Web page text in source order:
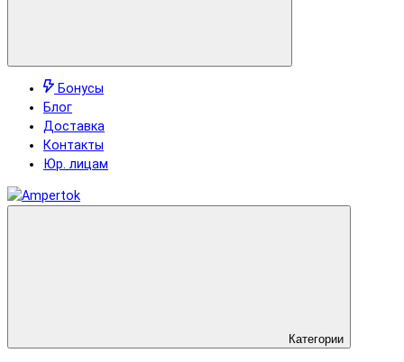
Бонусы
Блог
Доставка
Контакты
Юр. лицам
Категории